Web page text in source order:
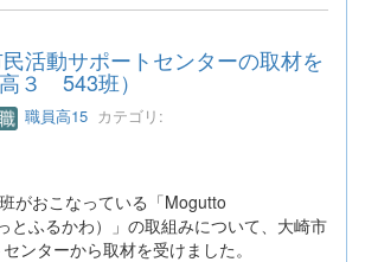
活動サポートセンターの取材を
３ 543班）
職員高15 カテゴリ:
がおこなっている「Mogutto
とふるかわ）」の取組みについて、大崎市
ンターから取材を受けました。